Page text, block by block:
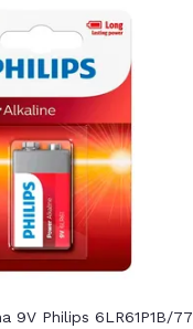
9V Philips 6LR61P1B/77